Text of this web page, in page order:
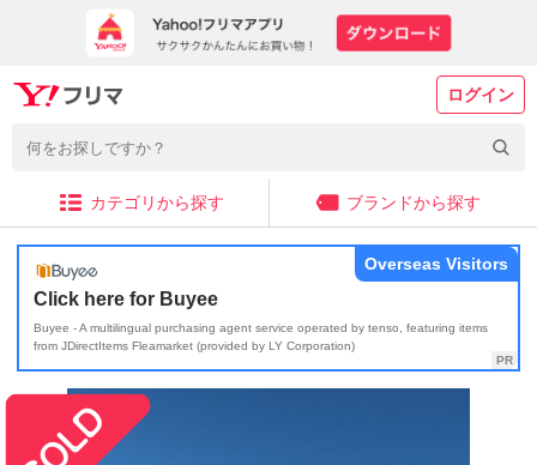
ログイン
カテゴリから探す ブランドから探す
Click here for Buyee
Buyee - A multilingual purchasing agent service operated by tenso, featuring items
from JDirectItems Fleamarket (provided by LY Corporation)
Overseas Visitors